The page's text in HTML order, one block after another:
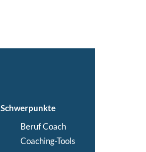
Schwerpunkte
Beruf Coach
Coaching-Tools